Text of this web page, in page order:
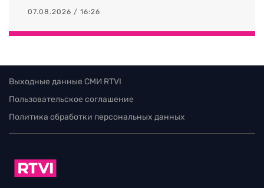
07.08.2026 / 16:26
Выходные данные СМИ RTVI
Пользовательское соглашение
Политика обработки персональных данных